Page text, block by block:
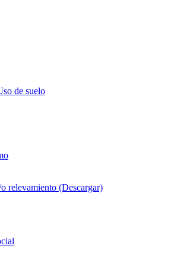
de suelo
relevamiento (Descargar)